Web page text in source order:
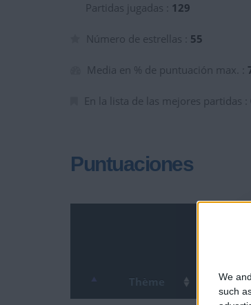
We
such
Partidas jugadas : 129
Número de estrellas : 55
Media en % de puntuación max. :
En la lista de las mejores partidas :
Puntuaciones
Thème